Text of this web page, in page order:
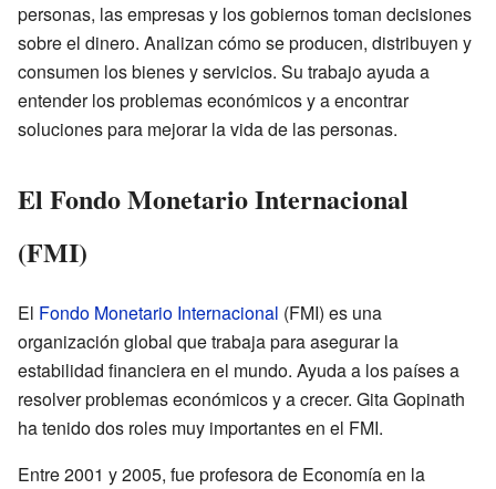
personas, las empresas y los gobiernos toman decisiones
sobre el dinero. Analizan cómo se producen, distribuyen y
consumen los bienes y servicios. Su trabajo ayuda a
entender los problemas económicos y a encontrar
soluciones para mejorar la vida de las personas.
El Fondo Monetario Internacional
(FMI)
El Fondo Monetario Internacional (FMI) es una
organización global que trabaja para asegurar la
estabilidad financiera en el mundo. Ayuda a los países a
resolver problemas económicos y a crecer. Gita Gopinath
ha tenido dos roles muy importantes en el FMI.
Entre 2001 y 2005, fue profesora de Economía en la